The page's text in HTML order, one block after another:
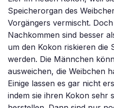
Speicherorgan des
Vorgängers vermischt.
Nachkommen sind besser
um den Kokon riskieren die
werden. Die Männchen
ausweichen, die Weibchen
Einige lassen es gar nicht
indem sie ihren Kokon sehr